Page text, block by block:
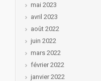
mai 2023
avril 2023
août 2022
juin 2022
mars 2022
février 2022
janvier 2022